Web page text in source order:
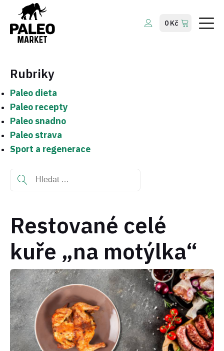
Company
Services
Contact Us
0 Kč
Rubriky
Paleo dieta
Paleo recepty
Paleo snadno
Paleo strava
Sport a regenerace
Vyhledávání
Restované celé
kuře „na motýlka“